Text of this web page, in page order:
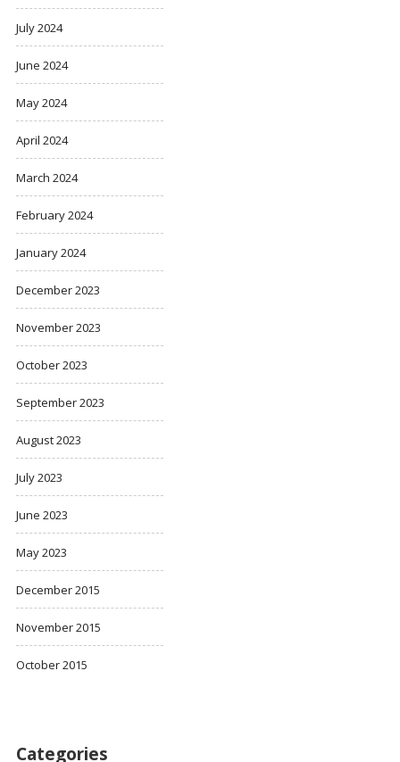
July 2024
June 2024
May 2024
April 2024
March 2024
February 2024
January 2024
December 2023
November 2023
October 2023
September 2023
August 2023
July 2023
June 2023
May 2023
December 2015
November 2015
October 2015
Categories